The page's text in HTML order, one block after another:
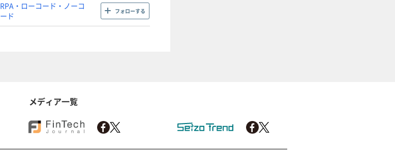
RPA・ローコード・ノーコ
ード
フォローする
メディア一覧